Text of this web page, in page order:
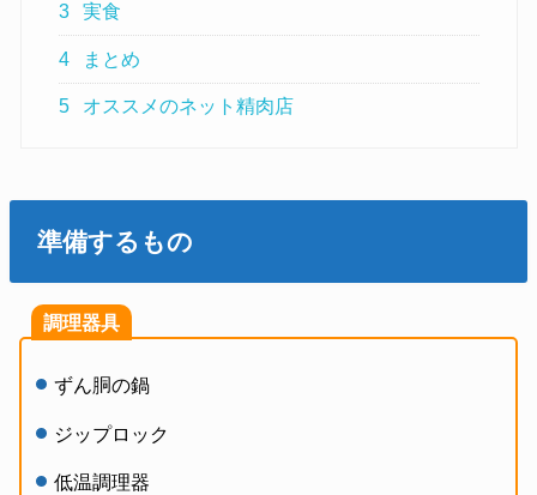
3 実食
4 まとめ
5 オススメのネット精肉店
準備するもの
調理器具
ずん胴の鍋
ジップロック
低温調理器